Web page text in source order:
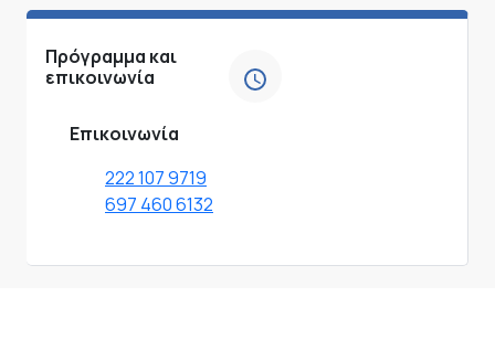
Πρόγραμμα και
επικοινωνία
Επικοινωνία
222 107 9719
697 460 6132